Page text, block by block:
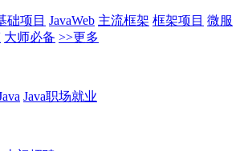
础项目 JavaWeb 主流框架 框架项目 微服
大师必备 >>更多
Java职场就业